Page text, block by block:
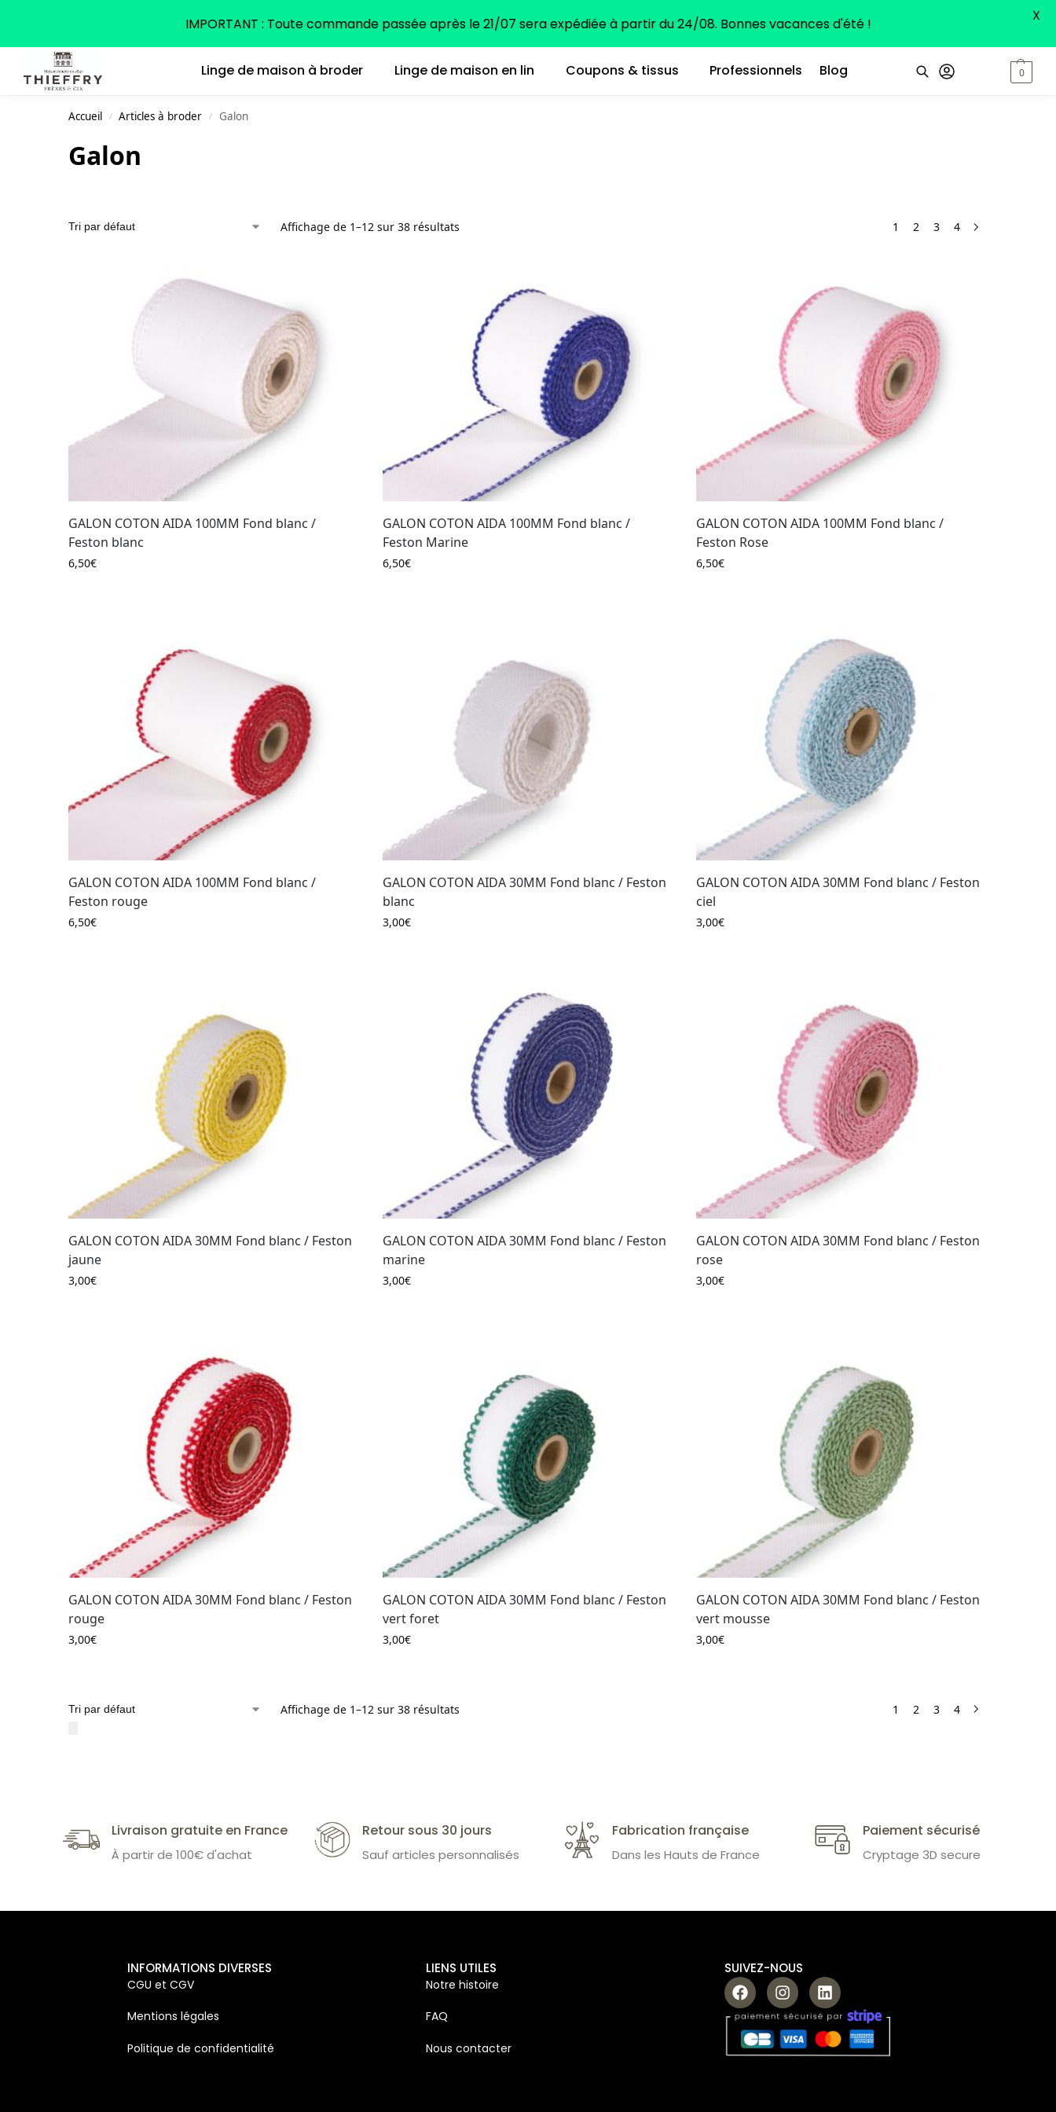
Linge de maison à broder Linge de maison en lin Coupons & tissus Professionnels Blog 0
Accueil / Articles à broder / Galon
Galon
Affichage de 1–12 sur 38 résultats 1 2 3 4
GALON COTON AIDA 100MM Fond blanc /
Feston blanc
6,50€
GALON COTON AIDA 100MM Fond blanc /
Feston Marine
6,50€
GALON COTON AIDA 100MM Fond blanc /
Feston Rose
6,50€
GALON COTON AIDA 100MM Fond blanc /
Feston rouge
6,50€
GALON COTON AIDA 30MM Fond blanc / Feston
blanc
3,00€
GALON COTON AIDA 30MM Fond blanc / Feston
ciel
3,00€
GALON COTON AIDA 30MM Fond blanc / Feston
jaune
3,00€
GALON COTON AIDA 30MM Fond blanc / Feston
marine
3,00€
GALON COTON AIDA 30MM Fond blanc / Feston
rose
3,00€
GALON COTON AIDA 30MM Fond blanc / Feston
rouge
3,00€
GALON COTON AIDA 30MM Fond blanc / Feston
vert foret
3,00€
GALON COTON AIDA 30MM Fond blanc / Feston
vert mousse
3,00€
Affichage de 1–12 sur 38 résultats 1 2 3 4
Livraison gratuite en France
À partir de 100€ d'achat
Retour sous 30 jours
Sauf articles personnalisés
Fabrication française
Dans les Hauts de France
Paiement sécurisé
Cryptage 3D secure
INFORMATIONS DIVERSES
CGU et CGV
Mentions légales
Politique de confidentialité
LIENS UTILES
Notre histoire
FAQ
Nous contacter
SUIVEZ-NOUS
IMPORTANT : Toute commande passée après le 21/07 sera expédiée à partir du 24/08. Bonnes vacances d'été ! X